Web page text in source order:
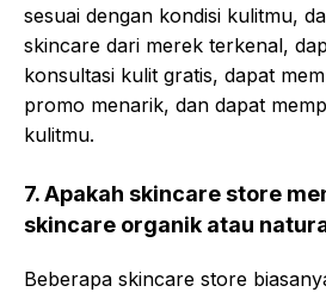
sesuai dengan kondisi kulitmu,
skincare dari merek terkenal,
konsultasi kulit gratis, dapat
promo menarik, dan dapat
kulitmu.
7. Apakah skincare store
skincare organik atau
Beberapa skincare store